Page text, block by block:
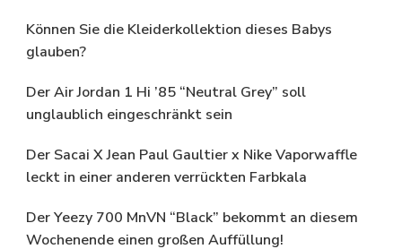
Können Sie die Kleiderkollektion dieses Babys
glauben?
Der Air Jordan 1 Hi ’85 “Neutral Grey” soll
unglaublich eingeschränkt sein
Der Sacai X Jean Paul Gaultier x Nike Vaporwaffle
leckt in einer anderen verrückten Farbkala
Der Yeezy 700 MnVN “Black” bekommt an diesem
Wochenende einen großen Auffüllung!